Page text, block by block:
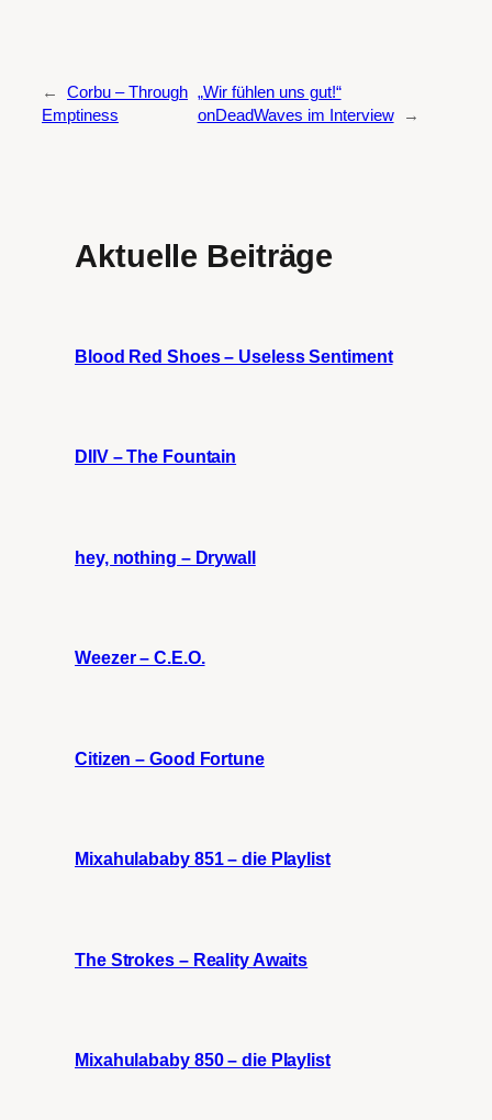
←
Corbu – Through
Emptiness
„Wir fühlen uns gut!“
onDeadWaves im Interview
→
Aktuelle Beiträge
Blood Red Shoes – Useless Sentiment
DIIV – The Fountain
hey, nothing – Drywall
Weezer – C.E.O.
Citizen – Good Fortune
Mixahulababy 851 – die Playlist
The Strokes – Reality Awaits
Mixahulababy 850 – die Playlist